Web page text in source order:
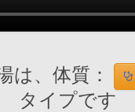
は、体質：
タイプです